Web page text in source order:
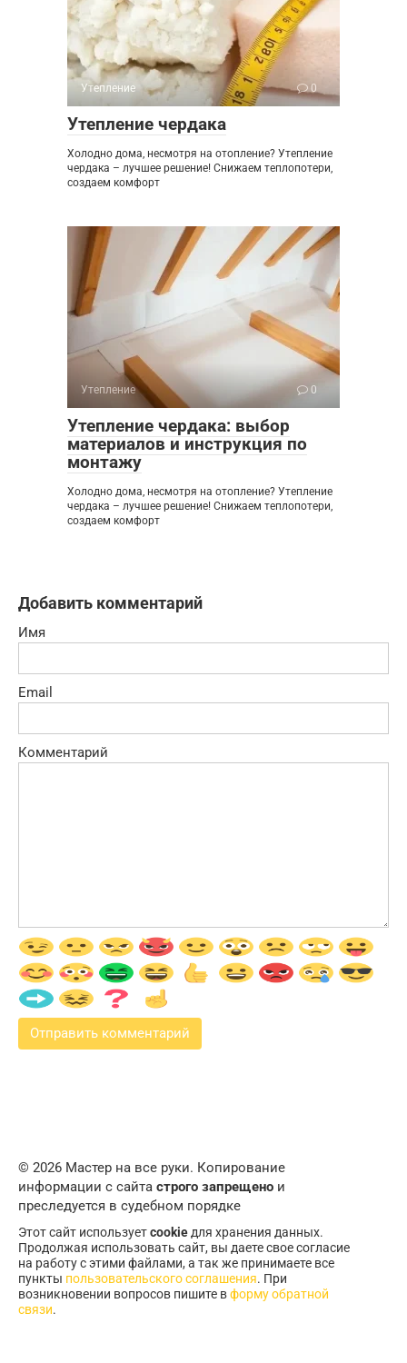
Утепление 0
Утепление чердака
Холодно дома, несмотря на отопление? Утепление
чердака – лучшее решение! Снижаем теплопотери,
создаем комфорт
Утепление 0
Утепление чердака: выбор
материалов и инструкция по
монтажу
Холодно дома, несмотря на отопление? Утепление
чердака – лучшее решение! Снижаем теплопотери,
создаем комфорт
Добавить комментарий
Имя
Email
Комментарий
© 2026 Мастер на все руки. Копирование
информации с сайта строго запрещено и
преследуется в судебном порядке
Этот сайт используетcookieдля хранения данных.
Продолжая использовать сайт, вы даете свое согласие
на работу с этими файлами, а так же принимаете все
пункты пользовательского соглашения. При
возникновении вопросов пишите вформу обратной
связи.